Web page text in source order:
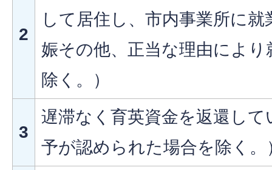
2
して居住し、市内事業所に
娠その他、正当な理由によ
除く。）
3
遅滞なく育英資金を返還し
予が認められた場合を除く。